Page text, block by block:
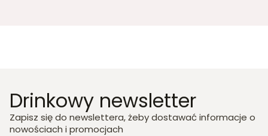
Drinkowy newsletter
Zapisz się do newslettera, żeby dostawać informacje o
nowościach i promocjach